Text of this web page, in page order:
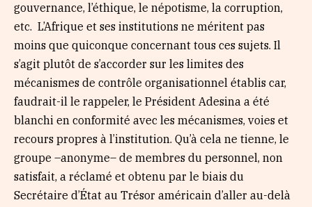
gouvernance, l’éthique, le népotisme, la corruption,
etc. L’Afrique et ses institutions ne méritent pas
moins que quiconque concernant tous ces sujets. Il
s’agit plutôt de s’accorder sur les limites des
mécanismes de contrôle organisationnel établis car,
faudrait-il le rappeler, le Président Adesina a été
blanchi en conformité avec les mécanismes, voies et
recours propres à l’institution. Qu’à cela ne tienne, le
groupe –anonyme– de membres du personnel, non
satisfait, a réclamé et obtenu par le biais du
Secrétaire d’État au Trésor américain d’aller au-delà